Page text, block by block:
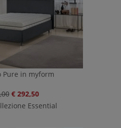
Pure in myform
€ 292,50
Essential